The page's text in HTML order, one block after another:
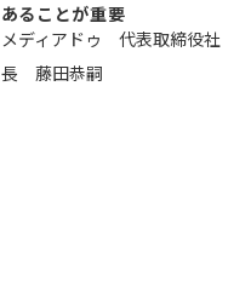
あることが重要
メディアドゥ 代表取締役社
長 藤田恭嗣